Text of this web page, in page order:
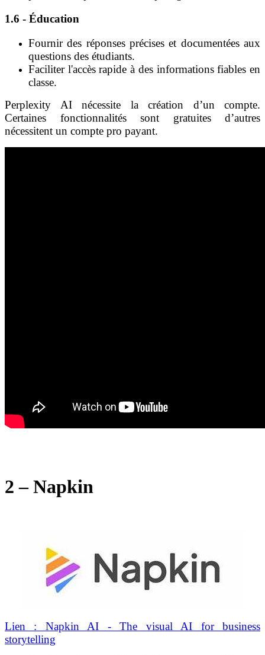
1.6 - Éducation
Fournir des réponses précises et documentées aux
questions des étudiants.
Faciliter l'accès rapide à des informations fiables en
classe.
Perplexity AI nécessite la création d’un compte.
Certaines fonctionnalités sont gratuites d’autres
nécessitent un compte pro payant.
2 – Napkin
Lien : Napkin AI - The visual AI for business
storytelling